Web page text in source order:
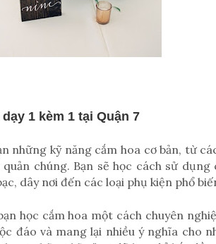
1 kèm 1 tại Quận 7
những kỹ năng cắm hoa cơ bản, từ
chúng. Bạn sẽ học cách sử
dây nơi đến các loại phụ kiện phổ
học cắm hoa một cách chuyên
đáo và mang lại nhiều ý nghĩa cho